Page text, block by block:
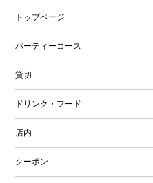
トップページ
パーティーコース
貸切
ドリンク・フード
店内
クーポン